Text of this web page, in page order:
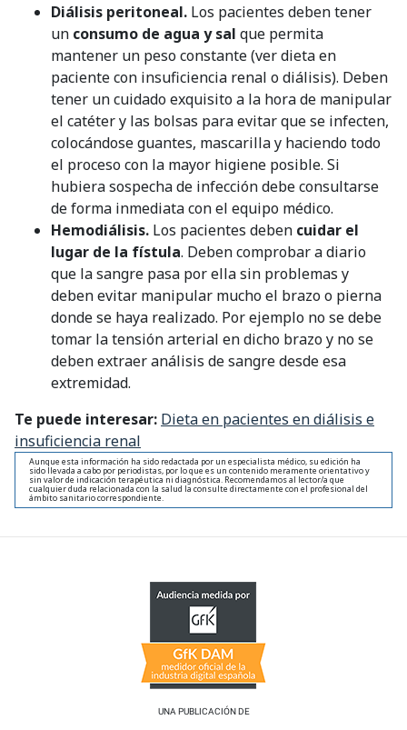
Diálisis peritoneal. Los pacientes deben tener
un consumo de agua y sal que permita
mantener un peso constante (ver dieta en
paciente con insuficiencia renal o diálisis). Deben
tener un cuidado exquisito a la hora de manipular
el catéter y las bolsas para evitar que se infecten,
colocándose guantes, mascarilla y haciendo todo
el proceso con la mayor higiene posible. Si
hubiera sospecha de infección debe consultarse
de forma inmediata con el equipo médico.
Hemodiálisis. Los pacientes deben cuidar el
lugar de la fístula. Deben comprobar a diario
que la sangre pasa por ella sin problemas y
deben evitar manipular mucho el brazo o pierna
donde se haya realizado. Por ejemplo no se debe
tomar la tensión arterial en dicho brazo y no se
deben extraer análisis de sangre desde esa
extremidad.
Te puede interesar: Dieta en pacientes en diálisis e
insuficiencia renal
Aunque esta información ha sido redactada por un especialista médico, su edición ha
sido llevada a cabo por periodistas, por lo que es un contenido meramente orientativo y
sin valor de indicación terapéutica ni diagnóstica. Recomendamos al lector/a que
cualquier duda relacionada con la salud la consulte directamente con el profesional del
ámbito sanitario correspondiente.
UNA PUBLICACIÓN DE